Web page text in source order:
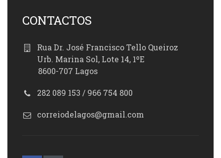
CONTACTOS
Rua Dr. José Francisco Tello Queiroz
Urb. Marina Sol, Lote 14, 1ºE
8600-707 Lagos
282 089 153 / 966 754 800
correiodelagos@gmail.com